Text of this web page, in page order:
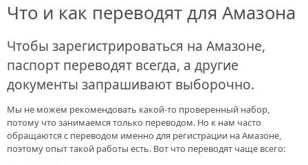
Что и как переводят для Амазона
Чтобы зарегистрироваться на Амазоне,
паспорт переводят всегда, а другие
документы запрашивают выборочно.
Мы не можем рекомендовать какой-то проверенный набор,
потому что занимаемся только переводом. Но к нам часто
обращаются с переводом именно для регистрации на Амазоне,
поэтому опыт такой работы есть. Вот что переводят чаще всего: